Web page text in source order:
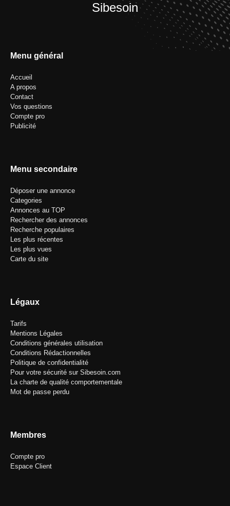
Sibesoin
Menu général
Accueil
A propos
Contact
Vos questions
Compte pro
Publicité
Menu secondaire
Déposer une annonce
Categories
Annonces au TOP
Rechercher des annonces
Recherche populaires
Les plus récentes
Les plus vues
Carte du site
Légaux
Tarifs
Mentions Légales
Conditions générales utilisation
Conditions Rédactionnelles
Politique de confidentialité
Pour votre sécurité sur Sibesoin.com
La charte de qualité comportementale
Mot de passe perdu
Membres
Compte pro
Espace Client